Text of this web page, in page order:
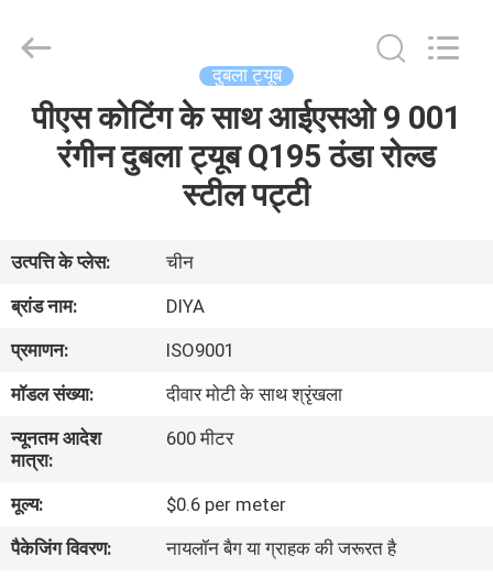
घर
हमारे
बारे
में
कारखाना
भ्रमण
गुणवत्ता
नियंत्रण
Reserved.
दुबला ट्यूब
पीएस कोटिंग के साथ आईएसओ 9 001
रंगीन दुबला ट्यूब Q195 ठंडा रोल्ड
स्टील पट्टी
उत्पत्ति के प्लेस:
चीन
ब्रांड नाम:
DIYA
प्रमाणन:
ISO9001
मॉडल संख्या:
दीवार मोटी के साथ श्रृंखला
न्यूनतम आदेश
मात्रा:
600 मीटर
मूल्य:
$0.6 per meter
पैकेजिंग विवरण:
नायलॉन बैग या ग्राहक की जरूरत है